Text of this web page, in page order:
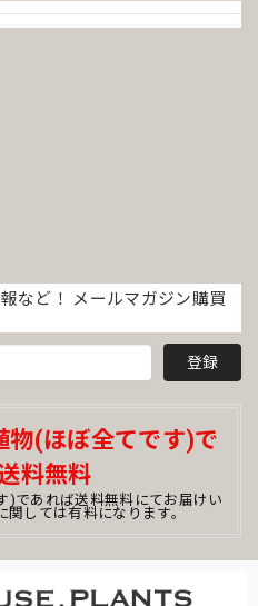
など！ メールマガジン購買
登録
物(ほぼ全てです)で
料無料
)であれば送料無料にてお届けい
しては有料になります。